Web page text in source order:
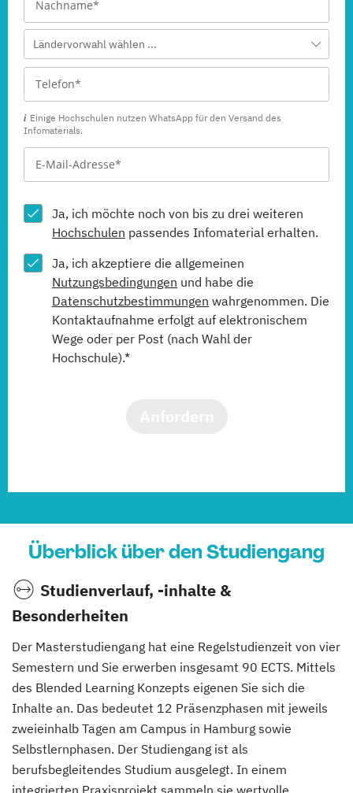
Ländervorwahl wählen ...
Einige Hochschulen nutzen WhatsApp für den Versand des
Infomaterials.
Ja, ich möchte noch von bis zu drei weiteren
Hochschulen passendes Infomaterial erhalten.
Ja, ich akzeptiere die allgemeinen
Nutzungsbedingungen und habe die
Datenschutzbestimmungen wahrgenommen. Die
Kontaktaufnahme erfolgt auf elektronischem
Wege oder per Post (nach Wahl der
Hochschule).*
Überblick über den Studiengang
Studienverlauf, -inhalte &
Besonderheiten
Der Masterstudiengang hat eine Regelstudienzeit von vier
Semestern und Sie erwerben insgesamt 90 ECTS. Mittels
des Blended Learning Konzepts eigenen Sie sich die
Inhalte an. Das bedeutet 12 Präsenzphasen mit jeweils
zweieinhalb Tagen am Campus in Hamburg sowie
Selbstlernphasen. Der Studiengang ist als
berufsbegleitendes Studium ausgelegt. In einem
integrierten Praxisprojekt sammeln sie wertvolle